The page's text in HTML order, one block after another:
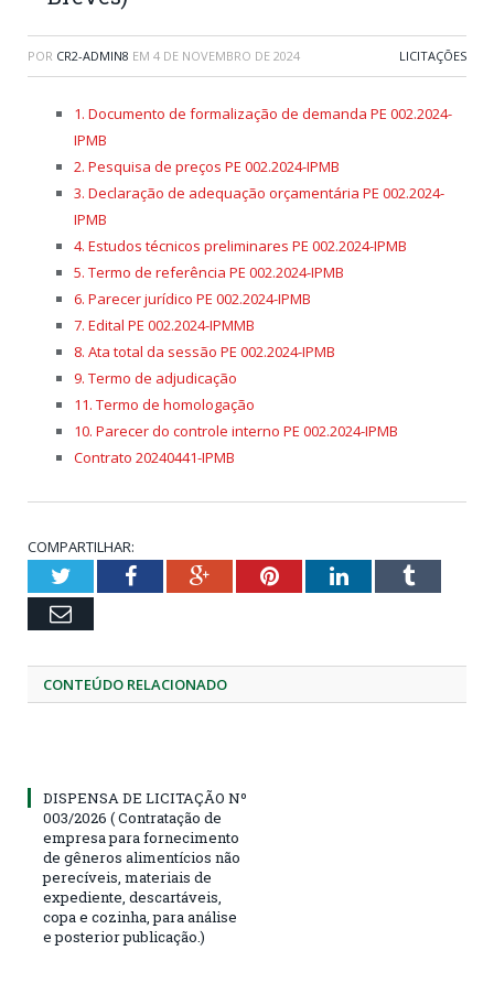
POR CR2-ADMIN8 EM 4 DE NOVEMBRO DE 2024 LICITAÇÕES
1. Documento de formalização de demanda PE 002.2024-
IPMB
2. Pesquisa de preços PE 002.2024-IPMB
3. Declaração de adequação orçamentária PE 002.2024-
IPMB
4. Estudos técnicos preliminares PE 002.2024-IPMB
5. Termo de referência PE 002.2024-IPMB
6. Parecer jurídico PE 002.2024-IPMB
7. Edital PE 002.2024-IPMMB
8. Ata total da sessão PE 002.2024-IPMB
9. Termo de adjudicação
11. Termo de homologação
10. Parecer do controle interno PE 002.2024-IPMB
Contrato 20240441-IPMB
COMPARTILHAR:
TwitterFacebookGoogle+PinterestLinkedInTumblr
Email
CONTEÚDO RELACIONADO
DISPENSA DE LICITAÇÃO Nº
003/2026 ( Contratação de
empresa para fornecimento
de gêneros alimentícios não
perecíveis, materiais de
expediente, descartáveis,
copa e cozinha, para análise
e posterior publicação.)